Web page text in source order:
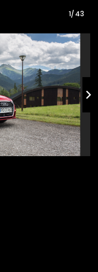
1/ 43